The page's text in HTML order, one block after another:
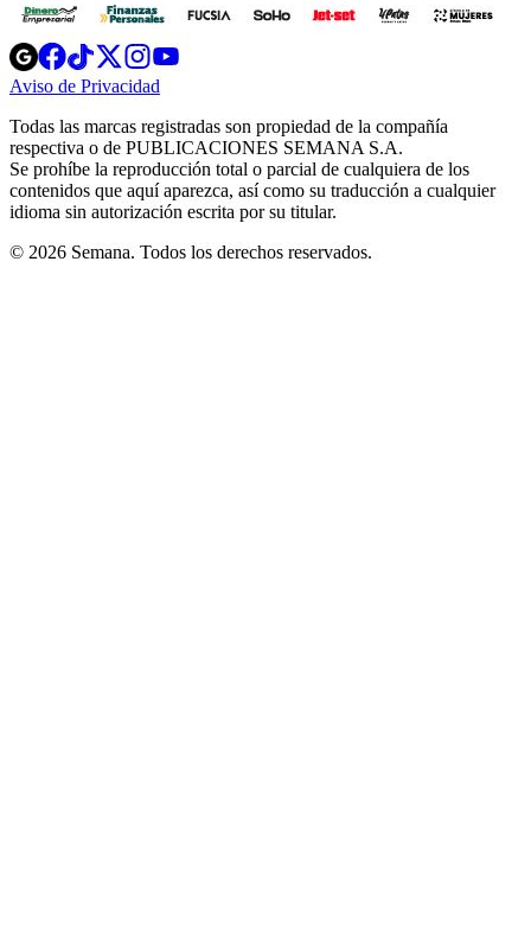
Opens
in
new
Opens
in
new
Opens
in
new
window
Opens
new
windowwindow
Aviso de Privacidad
new
window
Todas las marcas registradas son propiedad de la compañía
respectiva o de PUBLICACIONES SEMANA S.A.
Se prohíbe la reproducción total o parcial de cualquiera de los
contenidos que aquí aparezca, así como su traducción a cualquier
idioma sin autorización escrita por su titular.
© 2026 Semana. Todos los derechos reservados.